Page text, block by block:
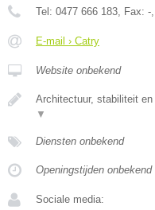
Tel: 0477 666 183 , Fax: -
E-mail › Catry
Website onbekend
Architectuur, stabiliteit en
▼
Diensten onbekend
Openingstijden onbekend
Sociale media: